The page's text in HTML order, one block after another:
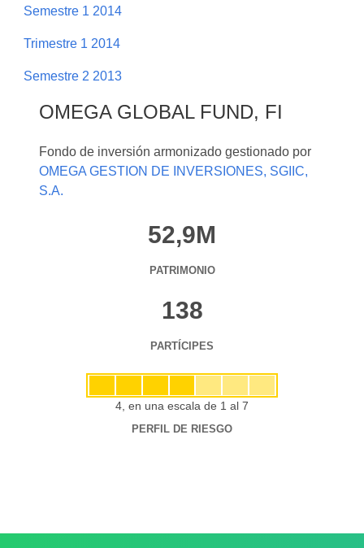
Semestre 1 2014
Trimestre 1 2014
Semestre 2 2013
OMEGA GLOBAL FUND, FI
Fondo de inversión armonizado gestionado por
OMEGA GESTION DE INVERSIONES, SGIIC,
S.A.
52,9M
PATRIMONIO
138
PARTÍCIPES
4, en una escala de 1 al 7
PERFIL DE RIESGO